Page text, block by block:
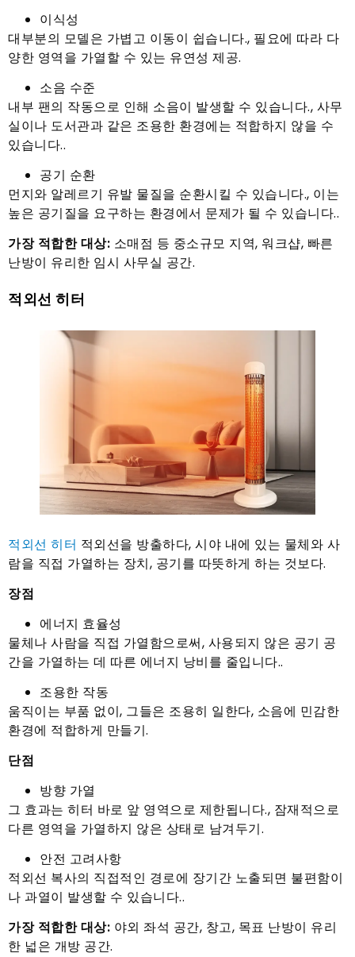
이식성
대부분의 모델은 가볍고 이동이 쉽습니다., 필요에 따라 다
양한 영역을 가열할 수 있는 유연성 제공.
소음 수준
내부 팬의 작동으로 인해 소음이 발생할 수 있습니다., 사무
실이나 도서관과 같은 조용한 환경에는 적합하지 않을 수
있습니다..
공기 순환
먼지와 알레르기 유발 물질을 순환시킬 수 있습니다., 이는
높은 공기질을 요구하는 환경에서 문제가 될 수 있습니다..
가장 적합한 대상: 소매점 등 중소규모 지역, 워크샵, 빠른
난방이 유리한 임시 사무실 공간.
적외선 히터
적외선 히터 적외선을 방출하다, 시야 내에 있는 물체와 사
람을 직접 가열하는 장치, 공기를 따뜻하게 하는 것보다.
장점
에너지 효율성
물체나 사람을 직접 가열함으로써, 사용되지 않은 공기 공
간을 가열하는 데 따른 에너지 낭비를 줄입니다..
조용한 작동
움직이는 부품 없이, 그들은 조용히 일한다, 소음에 민감한
환경에 적합하게 만들기.
단점
방향 가열
그 효과는 히터 바로 앞 영역으로 제한됩니다., 잠재적으로
다른 영역을 가열하지 않은 상태로 남겨두기.
안전 고려사항
적외선 복사의 직접적인 경로에 장기간 노출되면 불편함이
나 과열이 발생할 수 있습니다..
가장 적합한 대상: 야외 좌석 공간, 창고, 목표 난방이 유리
한 넓은 개방 공간.